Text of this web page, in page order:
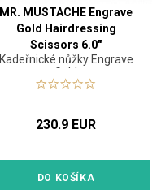
MR. MUSTACHE Engrave
Gold Hairdressing
Scissors 6.0"
Kadeřnické nůžky Engrave
Gold
230.9 EUR
DO KOŠÍKA